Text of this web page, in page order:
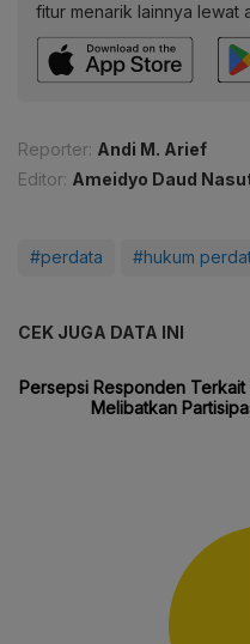
fitur menarik lainnya lewat
Reporter: Andi M. Arief
Editor: Ameidyo Daud
#perdata #hukum
CEK JUGA DATA INI